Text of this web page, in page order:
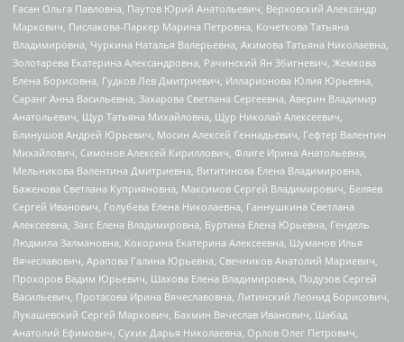
Гасан Ольга Павловна, Паутов Юрий Анатольевич, Верховский Александр
Маркович, Пислакова-Паркер Марина Петровна, Кочеткова Татьяна
Владимировна, Чуркина Наталья Валерьевна, Акимова Татьяна Николаевна,
Золотарева Екатерина Александровна, Рачинский Ян Збигневич, Жемкова
Елена Борисовна, Гудков Лев Дмитриевич, Илларионова Юлия Юрьевна,
Саранг Анна Васильевна, Захарова Светлана Сергеевна, Аверин Владимир
Анатольевич, Щур Татьяна Михайловна, Щур Николай Алексеевич,
Блинушов Андрей Юрьевич, Мосин Алексей Геннадьевич, Гефтер Валентин
Михайлович, Симонов Алексей Кириллович, Флиге Ирина Анатольевна,
Мельникова Валентина Дмитриевна, Вититинова Елена Владимировна,
Баженова Светлана Куприяновна, Максимов Сергей Владимирович, Беляев
Сергей Иванович, Голубева Елена Николаевна, Ганнушкина Светлана
Алексеевна, Закс Елена Владимировна, Буртина Елена Юрьевна, Гендель
Людмила Залмановна, Кокорина Екатерина Алексеевна, Шуманов Илья
Вячеславович, Арапова Галина Юрьевна, Свечников Анатолий Мариевич,
Прохоров Вадим Юрьевич, Шахова Елена Владимировна, Подузов Сергей
Васильевич, Протасова Ирина Вячеславовна, Литинский Леонид Борисович,
Лукашевский Сергей Маркович, Бахмин Вячеслав Иванович, Шабад
Анатолий Ефимович, Сухих Дарья Николаевна, Орлов Олег Петрович,